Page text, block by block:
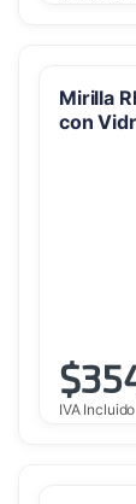
Mirilla
con
$
IVA Incluido